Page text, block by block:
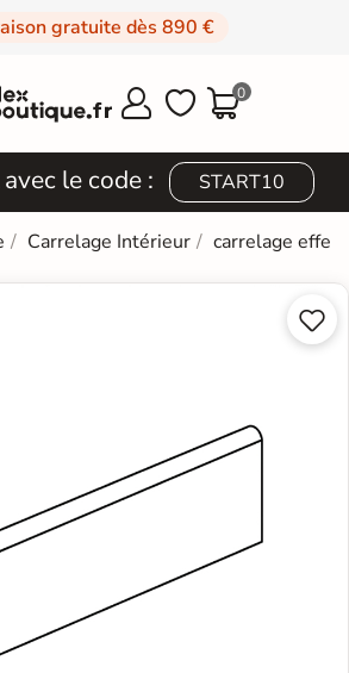
gratuite dès 890 €
  0
le code : START10
Carrelage Intérieur carrelage effet

